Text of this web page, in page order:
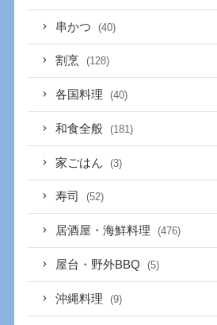
串かつ (40)
割烹 (128)
各国料理 (40)
和食全般 (181)
家ごはん (3)
寿司 (52)
居酒屋・海鮮料理 (476)
屋台・野外BBQ (5)
沖縄料理 (9)